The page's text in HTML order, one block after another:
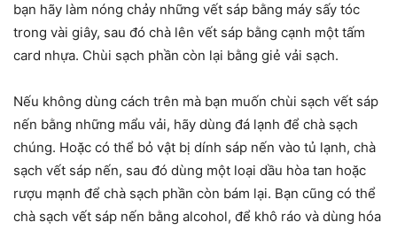
bạn hãy làm nóng chảy những vết sáp bằng máy sấy tóc
trong vài giây, sau đó chà lên vết sáp bằng cạnh một tấm
card nhựa. Chùi sạch phần còn lại bằng giẻ vải sạch.
Nếu không dùng cách trên mà bạn muốn chùi sạch vết sáp
nến bằng những mẩu vải, hãy dùng đá lạnh để chà sạch
chúng. Hoặc có thể bỏ vật bị dính sáp nến vào tủ lạnh, chà
sạch vết sáp nến, sau đó dùng một loại dầu hòa tan hoặc
rượu mạnh để chà sạch phần còn bám lại. Bạn cũng có thể
chà sạch vết sáp nến bằng alcohol, để khô ráo và dùng hóa